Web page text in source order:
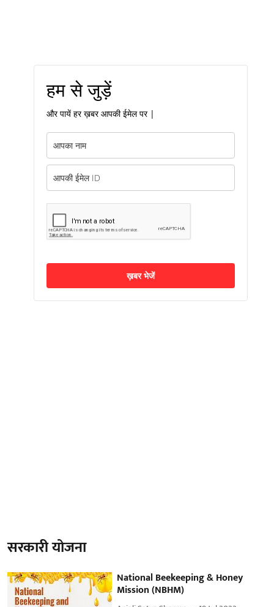
हम से जुड़ें
और पायें हर ख़बर आपकी ईमेल पर |
ख़बर भेजें
सरकारी योजना
National Beekeeping & Honey
Mission (NBHM)